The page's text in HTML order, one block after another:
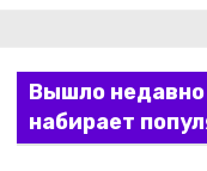
Вышло недавно
набирает